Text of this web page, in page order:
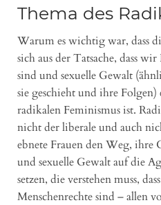
Thema des
Warum es wichtig war, dass
sich aus der Tatsache, dass
sind und sexuelle Gewalt
sie geschieht und ihre Folgen)
radikalen Feminismus ist.
nicht der liberale und auch
ebnete Frauen den Weg, ihre
und sexuelle Gewalt auf die
setzen, die verstehen muss,
Menschenrechte sind – allen